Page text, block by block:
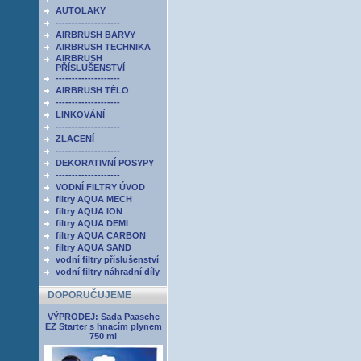
AUTOLAKY
--------------------
AIRBRUSH BARVY
AIRBRUSH TECHNIKA
AIRBRUSH
PŘÍSLUŠENSTVÍ
--------------------
AIRBRUSH TĚLO
--------------------
LINKOVÁNÍ
--------------------
ZLACENÍ
--------------------
DEKORATIVNÍ POSYPY
--------------------
VODNÍ FILTRY ÚVOD
filtry AQUA MECH
filtry AQUA ION
filtry AQUA DEMI
filtry AQUA CARBON
filtry AQUA SAND
vodní filtry příslušenství
vodní filtry náhradní díly
DOPORUČUJEME
VÝPRODEJ: Sada Paasche
EZ Starter s hnacím plynem
750 ml